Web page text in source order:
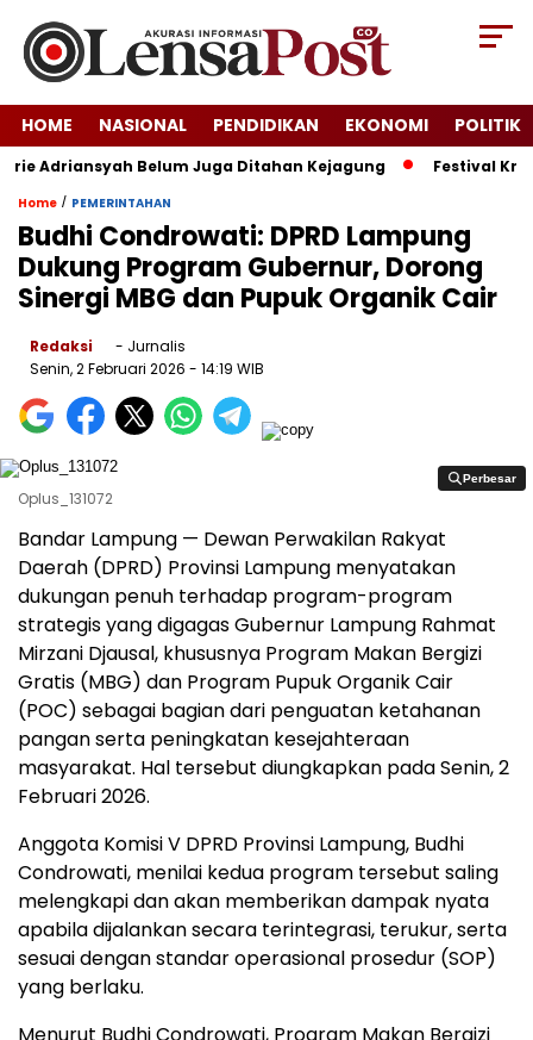
HOME NASIONAL PENDIDIKAN EKONOMI POLITIK
Adriansyah Belum Juga Ditahan Kejagung Festival
Home / PEMERINTAHAN
Budhi Condrowati: DPRD Lampung
Dukung Program Gubernur, Dorong
Sinergi MBG dan Pupuk Organik Cair
Redaksi
- Jurnalis
Senin, 2 Februari 2026 - 14:19 WIB
Perbesar
Perbesar
Oplus_131072
Bandar Lampung — Dewan Perwakilan Rakyat
Daerah (DPRD) Provinsi Lampung menyatakan
dukungan penuh terhadap program-program
strategis yang digagas Gubernur Lampung Rahmat
Mirzani Djausal, khususnya Program Makan Bergizi
Gratis (MBG) dan Program Pupuk Organik Cair
(POC) sebagai bagian dari penguatan ketahanan
pangan serta peningkatan kesejahteraan
masyarakat. Hal tersebut diungkapkan pada Senin, 2
Februari 2026.
Anggota Komisi V DPRD Provinsi Lampung, Budhi
Condrowati, menilai kedua program tersebut saling
melengkapi dan akan memberikan dampak nyata
apabila dijalankan secara terintegrasi, terukur, serta
sesuai dengan standar operasional prosedur (SOP)
yang berlaku.